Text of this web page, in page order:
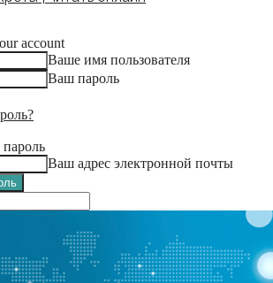
account
Ваше имя пользователя
Ваш пароль
Ваш адрес электронной почты